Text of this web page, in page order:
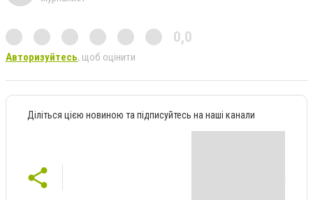
0,0
Авторизуйтесь, щоб оцінити
Діліться цією новиною та підписуйтесь на наші канали